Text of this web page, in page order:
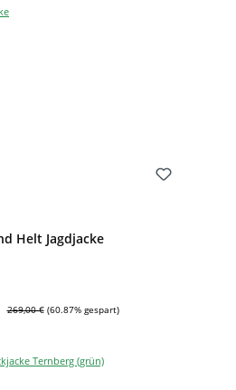
Helt Jagdjacke
Regulärer Preis:
269,00 € (60.87% gespart)